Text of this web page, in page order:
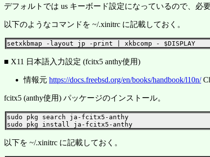
デフォルトでは us キーボード設定になっているので、必
以下のようなコマンドを ~/.xinitrc に記載しておく。
■ X11 日本語入力設定 (fcitx5 anthy使用)
情報元 https://docs.freebsd.org/en/books/handbook/l10n/
fcitx5 (anthy使用) パッケージのインストール。
sudo pkg search ja-fcitx5-anthy
以下を ~/.xinitrc に記載しておく。